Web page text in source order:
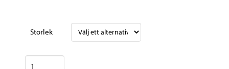
Storlek
Pomoca